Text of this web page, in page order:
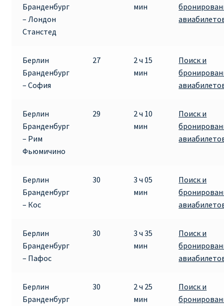
Бранденбург
– Лондон
Станстед
мин
Берлин
Бранденбург
– София
27
2 ч 15
мин
Поиск и
Берлин
Бранденбург
– Рим
Фьюмичино
29
2 ч 10
мин
Поиск и
Берлин
Бранденбург
– Кос
30
3 ч 05
мин
Поиск и
Берлин
Бранденбург
– Пафос
30
3 ч 35
мин
Поиск и
Берлин
Бранденбург
30
2 ч 25
мин
Поиск и